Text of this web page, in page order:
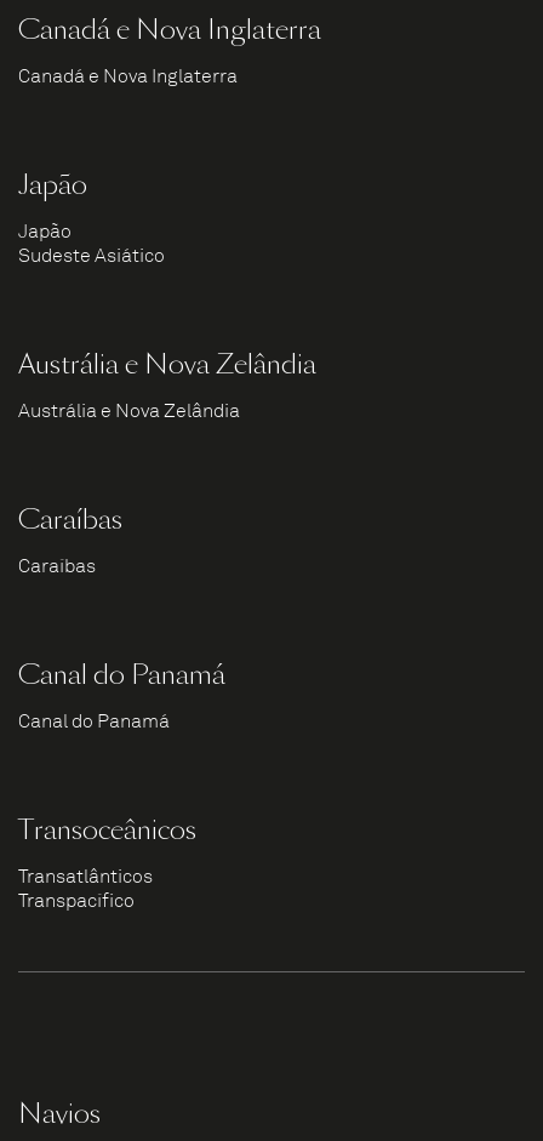
Canadá e Nova Inglaterra
Canadá e Nova Inglaterra
Japão
Japão
Sudeste Asiático
Austrália e Nova Zelândia
Austrália e Nova Zelândia
Caraíbas
Caraíbas
Canal do Panamá
Canal do Panamá
Transoceânicos
Transatlânticos
Transpacífico
Navios